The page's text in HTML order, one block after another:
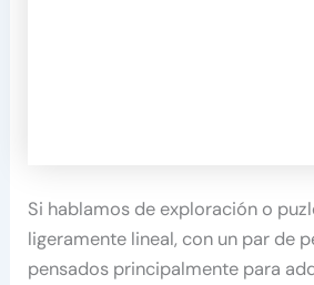
Si hablamos de exploración o
ligeramente lineal, con un par de
pensados principalmente para